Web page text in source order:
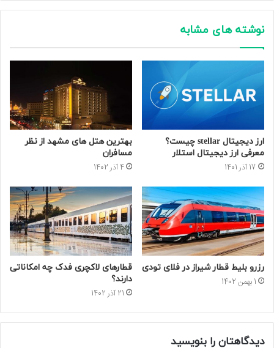
نوشته های مشابه
ارز دیجیتال stellar چیست؟
معرفی ارز دیجیتال استلار
17 آذر 1401
بهترین هتل های مشهد از نظر
مسافران
4 آذر 1402
رزرو بلیط قطار شیراز در فلای تودی
1 بهمن 1402
قطارهای لاکچری فدک چه امکاناتی
دارند؟
21 آذر 1402
دیدگاهتان را بنویسید